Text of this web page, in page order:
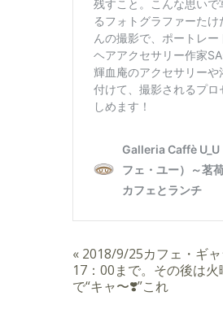
« 2018/9/25カフェ・ギ
17：00まで。その後は
で“キャ〜❣️”これ